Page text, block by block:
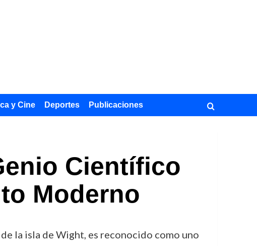
y Cine Deportes Publicaciones
Científico
Moderno
la isla de Wight, es reconocido como uno